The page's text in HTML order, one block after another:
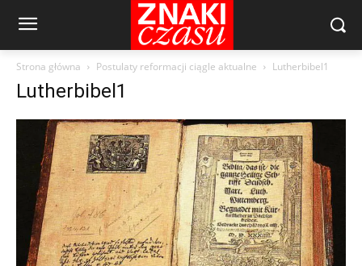
Strona główna Postulaty reformacji ciągle aktualne Lutherbibel1
Lutherbibel1